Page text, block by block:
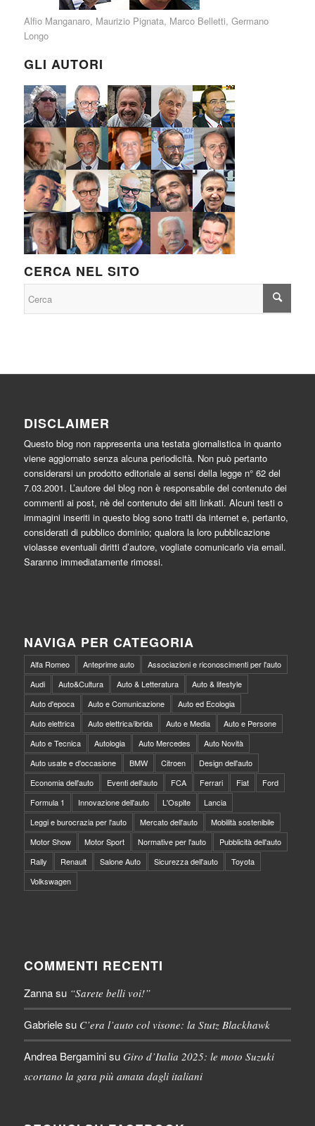
Alfio Manganaro, Maurizio Pignata, Marco Belletti, Germano
Longo
GLI AUTORI
CERCA NEL SITO
DISCLAIMER
Questo blog non rappresenta una testata giornalistica in quanto
viene aggiornato senza alcuna periodicità. Non può pertanto
considerarsi un prodotto editoriale ai sensi della legge n° 62 del
7.03.2001. L’autore del blog non è responsabile del contenuto dei
commenti ai post, nè del contenuto dei siti linkati. Alcuni testi o
immagini inseriti in questo blog sono tratti da internet e, pertanto,
considerati di pubblico dominio; qualora la loro pubblicazione
violasse eventuali diritti d’autore, vogliate comunicarlo via email.
Saranno immediatamente rimossi.
NAVIGA PER CATEGORIA
Alfa Romeo Anteprime auto
Associazioni e riconoscimenti per l'auto
Audi
Auto&Cultura Auto & Letteratura
Auto & lifestyle
Auto d'epoca
Auto e Comunicazione
Auto ed Ecologia
Auto elettrica
Auto elettrica/ibrida Auto e Media
Auto e Persone
Auto e Tecnica
Autologia Auto Mercedes
Auto Novità
Auto usate e d'occasione
BMW Citroen
Design dell'auto
Economia dell'auto
Eventi dell'auto FCA Ferrari Fiat
Ford
Formula 1
Innovazione dell'auto L'Ospite
Lancia
Leggi e burocrazia per l'auto
Mercato dell'auto
Mobilità sostenibile
Motor Show
Motor Sport Normative per l'auto
Pubblicità dell'auto
Rally
Renault Salone Auto Sicurezza dell'auto
Toyota
Volkswagen
COMMENTI RECENTI
Zannasu “Sarete belli voi!”
Gabrielesu C’era l’auto col visone: la Stutz Blackhawk
Andrea Bergaminisu Giro d’Italia 2025: le moto Suzuki
scortano la gara più amata dagli italiani